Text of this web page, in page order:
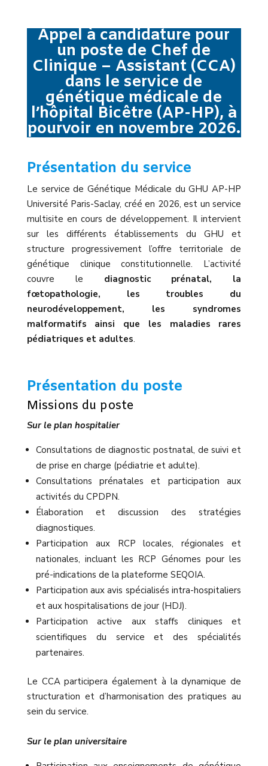
Appel à candidature pour
un poste de Chef de
Clinique – Assistant (CCA)
dans le service de
génétique médicale de
l’hôpital Bicêtre (AP-HP), à
pourvoir en novembre 2026.
Présentation du service
Le service de Génétique Médicale du GHU AP-HP
Université Paris-Saclay, créé en 2026, est un service
multisite en cours de développement. Il intervient
sur les différents établissements du GHU et
structure progressivement l’offre territoriale de
génétique clinique constitutionnelle. L’activité
couvre le diagnostic prénatal, la
fœtopathologie, les troubles du
neurodéveloppement, les syndromes
malformatifs ainsi que les maladies rares
pédiatriques et adultes.
Présentation du poste
Missions du poste
Sur le plan hospitalier
Consultations de diagnostic postnatal, de suivi et
de prise en charge (pédiatrie et adulte).
Consultations prénatales et participation aux
activités du CPDPN.
Élaboration et discussion des stratégies
diagnostiques.
Participation aux RCP locales, régionales et
nationales, incluant les RCP Génomes pour les
pré-indications de la plateforme SEQOIA.
Participation aux avis spécialisés intra-hospitaliers
et aux hospitalisations de jour (HDJ).
Participation active aux staffs cliniques et
scientifiques du service et des spécialités
partenaires.
Le CCA participera également à la dynamique de
structuration et d’harmonisation des pratiques au
sein du service.
Sur le plan universitaire